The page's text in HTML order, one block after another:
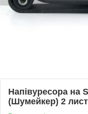
Напівуресора на
(Шумейкер) 2